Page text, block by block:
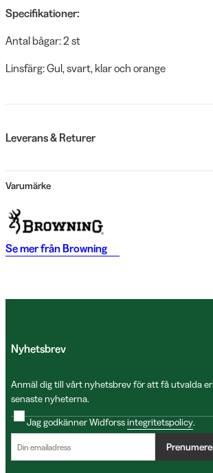
Specifikationer:
Antal bågar: 2 st
Linsfärg: Gul, svart, klar och orange
Leverans & Returer
Varumärke
Se mer från Browning
Nyhetsbrev
Anmäl dig till vårt nyhetsbrev för att få utvalda
senaste nyheterna.
Jag godkänner Widforssintegritetspolicy.